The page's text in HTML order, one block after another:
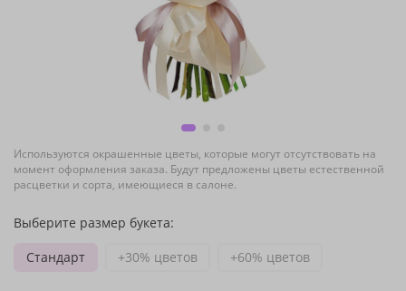
Используются окрашенные цветы, которые могут отсутствовать на
момент оформления заказа. Будут предложены цветы естественной
расцветки и сорта, имеющиеся в салоне.
Выберите размер букета:
Стандарт
+30% цветов +60% цветов